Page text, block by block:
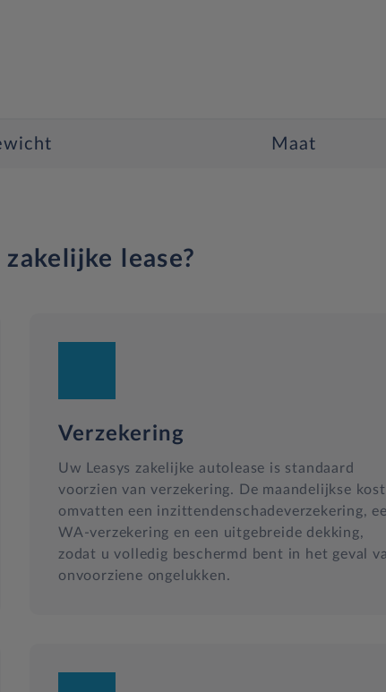
Maat
lease?
Verzekering
Uw Leasys zakelijke autolease is standaard
voorzien van verzekering. De maandelijkse
omvatten een inzittendenschadeverzekering,
WA-verzekering en een uitgebreide dekking,
zodat u volledig beschermd bent in het geval
onvoorziene ongelukken.